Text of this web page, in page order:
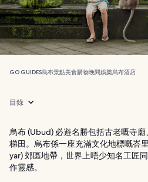
GO GUIDES烏布景點美食購物晚間娛樂烏布酒店
目錄
烏布 (Ubud) 必遊名勝包括古老嘅寺
梯田。烏布係一座充滿文化地標嘅峇
yar) 郊區地帶，世界上唔少知名工匠
作靈感。